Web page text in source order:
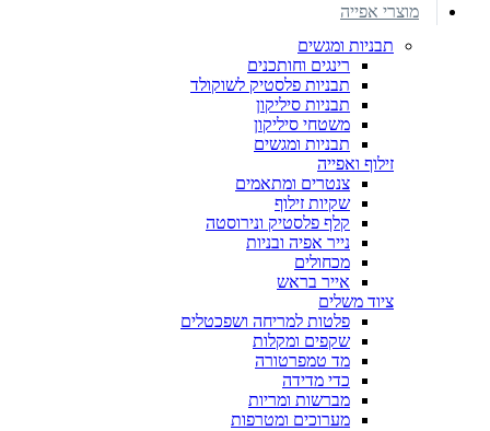
מוצרי אפייה
תבניות ומגשים
רינגים וחותכנים
תבניות פלסטיק לשוקולד
תבניות סיליקון
משטחי סיליקון
תבניות ומגשים
זילוף ואפייה
צנטרים ומתאמים
שקיות זילוף
קלף פלסטיק ונירוסטה
נייר אפיה ובניות
מכחולים
אייר בראש
ציוד משלים
פלטות למריחה ושפכטלים
שקפים ומקלות
מד טמפרטורה
כדי מדידה
מברשות ומריות
מערוכים ומטרפות